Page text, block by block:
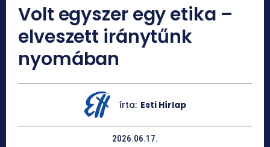
Volt egyszer egy etika –
elveszett iránytűnk
nyomában
írta: Esti Hírlap
2026.06.17.